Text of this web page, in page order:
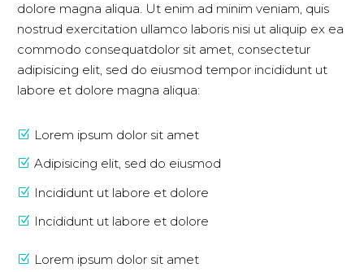
dolore magna aliqua. Ut enim ad minim veniam, quis
nostrud exercitation ullamco laboris nisi ut aliquip ex ea
commodo consequatdolor sit amet, consectetur
adipisicing elit, sed do eiusmod tempor incididunt ut
labore et dolore magna aliqua:
Lorem ipsum dolor sit amet
Adipisicing elit, sed do eiusmod
Incididunt ut labore et dolore
Incididunt ut labore et dolore
Lorem ipsum dolor sit amet